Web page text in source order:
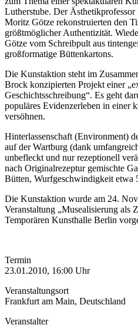
Lutherstube. Der
Moritz Götze rekonstruierten den
größtmöglicher Authentizität.
Götze vom Schreibpult aus
großformatige Büttenkartons.
Die Kunstaktion steht im
Brock konzipierten Projekt einer
Geschichtsschreibung“. Es geht
populäres Evidenzerleben in einer
versöhnen.
Hinterlassenschaft (Environment)
auf der Wartburg (dank
unbefleckt und nur rezeptionell
nach Originalrezeptur gemischte
Bütten, Wurfgeschwindigkeit etwa
Die Kunstaktion wurde am 24.
Veranstaltung „Musealisierung als
Temporären Kunsthalle Berlin
Termin
23.01.2010, 16:00 Uhr
Veranstaltungsort
Frankfurt am Main, Deutschland
Veranstalter